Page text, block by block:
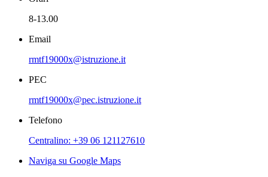
8-13.00
Email
rmtf19000x@istruzione.it
PEC
rmtf19000x@pec.istruzione.it
Telefono
Centralino: +39 06 121127610
Naviga su Google Maps